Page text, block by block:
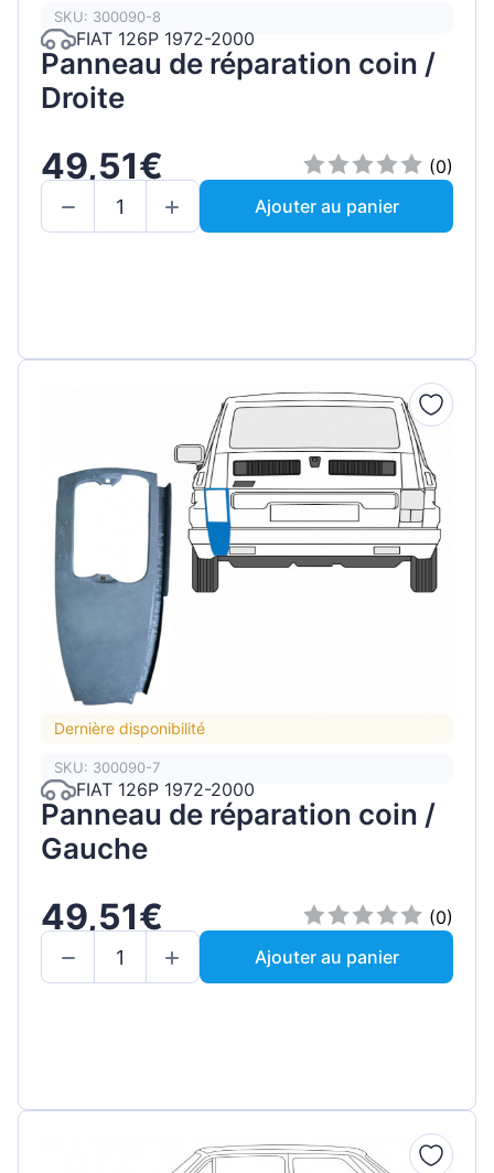
SKU: 300090-8
FIAT 126P 1972-2000
Panneau de réparation coin /
Droite
49,51€
(0)
Ajouter au panier
Dernière disponibilité
SKU: 300090-7
FIAT 126P 1972-2000
Panneau de réparation coin /
Gauche
49,51€
(0)
Ajouter au panier